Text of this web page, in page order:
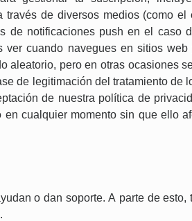
de diversos medios (como
de notificaciones push en el caso
cuando navegues en sitios
aleatorio, pero en otras ocasiones
de legitimación del tratamiento de
de nuestra política de
cualquier momento sin que ello
o dan soporte. A parte de